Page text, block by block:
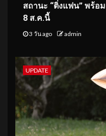
สถานะ “ติ่งแฟน” พร้อ
8 ส.ค.นี้
3 วัน ago admin
UPDATE